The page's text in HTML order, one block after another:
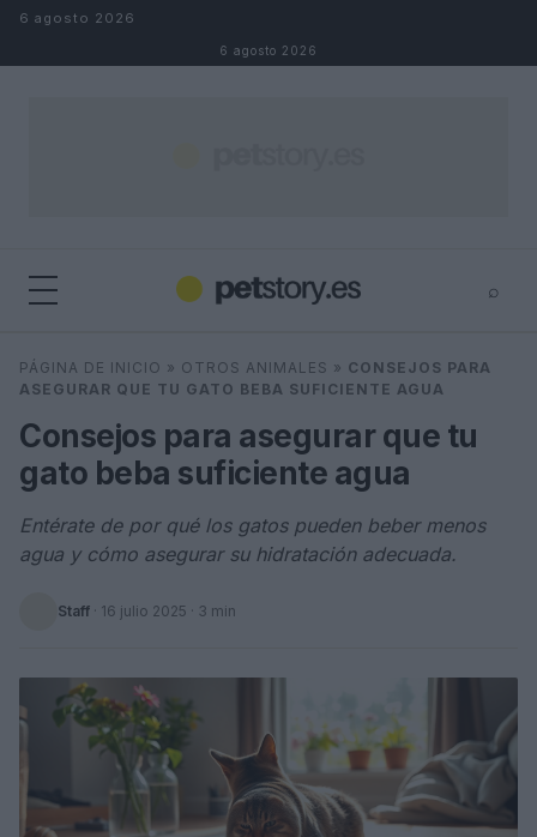
Saltar al contenido
6 agosto 2026
6 agosto 2026
⌕
Buscar ⌕ ×
PÁGINA DE INICIO » OTROS ANIMALES » CONSEJOS PARA
ASEGURAR QUE TU GATO BEBA SUFICIENTE AGUA
Consejos para asegurar que tu
gato beba suficiente agua
Entérate de por qué los gatos pueden beber menos
agua y cómo asegurar su hidratación adecuada.
Staff · 16 julio 2025 · 3 min